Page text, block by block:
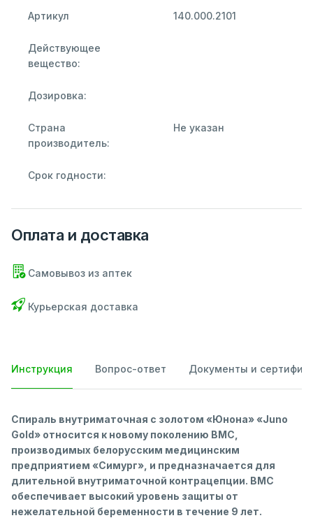
Артикул 140.000.2101
Действующее
вещество:
Дозировка:
Страна
производитель:
Не указан
Срок годности:
Оплата и доставка
Самовывоз из аптек
Курьерская доставка
Инструкция Вопрос-ответ Документы и
Спираль внутриматочная с золотом «Юнона» «Juno
Gold» относится к новому поколению ВМС,
производимых белорусским медицинским
предприятием «Симург», и предназначается для
длительной внутриматочной контрацепции. ВМС
обеспечивает высокий уровень защиты от
нежелательной беременности в течение 9 лет.